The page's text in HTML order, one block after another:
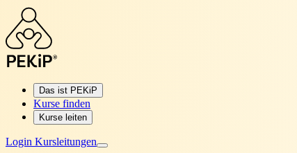
Das ist PEKiP
Kurse finden
Kurse leiten
Login Kursleitungen